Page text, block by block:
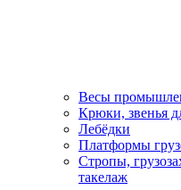
Весы
Крюки, звенья
Лебёдки
Платформы
Стропы,
такелаж